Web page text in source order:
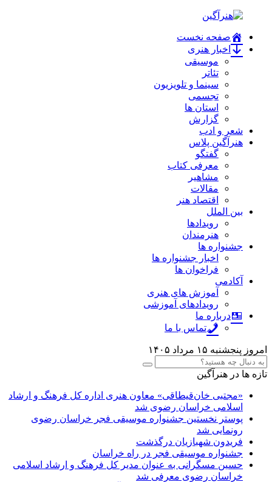
صفحه نخست
اخبار هنری
موسیقی
تئاتر
سینما و تلویزیون
تجسمی
استان ها
گزارش
شعر و ادب
هنرآگین پلاس
گفتگو
معرفی کتاب
مشاهیر
مقالات
اقتصاد هنر
بین الملل
رویدادها
هنرمندان
جشنواره ها
اخبار جشنواره ها
فراخوان ها
آکادمی
آموزش های هنری
رویدادهای آموزشی
درباره ما
تماس با ما
امروز پنجشنبه ۱۵ مرداد ۱۴۰۵
تازه ها در هنرآگین
«مجتبی خان‌قیطاقی» معاون هنری اداره کل فرهنگ و ارشاد
اسلامی خراسان رضوی شد
پوستر نخستین جشنواره موسیقی فجر خراسان رضوی
رونمایی شد
فریدون شهبازیان درگذشت
جشنواره موسیقی فجر در راه خراسان
حسین مسگرانی به عنوان مدیر کل فرهنگ و ارشاد اسلامی
خراسان رضوی معرفی شد